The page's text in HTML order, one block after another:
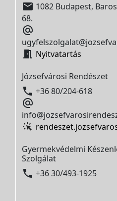
 1082 Budapest,
68.

 Nyitvatartás
Józsefvárosi Rendészet
 +36 80/204-618

Gyermekvédelmi
Szolgálat
 +36 30/493-1925